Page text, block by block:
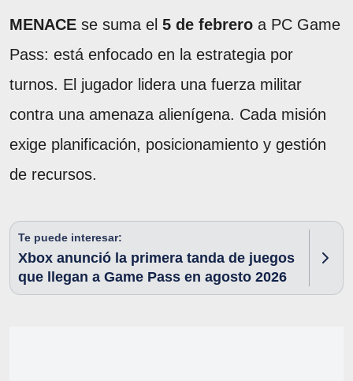
MENACE se suma el 5 de febrero a PC Game
Pass: está enfocado en la estrategia por
turnos. El jugador lidera una fuerza militar
contra una amenaza alienígena. Cada misión
exige planificación, posicionamiento y gestión
de recursos.
Te puede interesar:
Xbox anunció la primera tanda de juegos
que llegan a Game Pass en agosto 2026